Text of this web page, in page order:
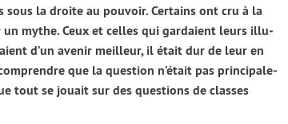
la droite au pou­voir. Certains ont cru à la
un mythe. Ceux et celles qui gar­daient leurs illu­
d’un ave­nir meilleur, il était dur de leur en
que la ques­tion n’était pas prin­ci­pa­le­
tout se jouait sur des ques­tions de classes